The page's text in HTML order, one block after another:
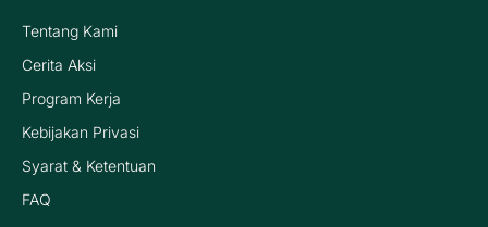
Tentang Kami
Cerita Aksi
Program Kerja
Kebijakan Privasi
Syarat & Ketentuan
FAQ